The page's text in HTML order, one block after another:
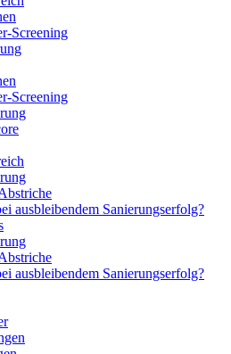
Screening
Screening
ausbleibendem Sanierungserfolg?
ausbleibendem Sanierungserfolg?